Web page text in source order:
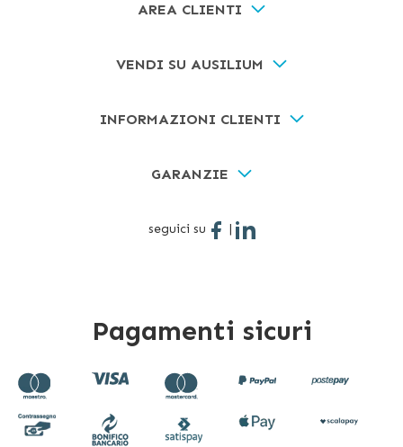
AREA CLIENTI
VENDI SU AUSILIUM
INFORMAZIONI CLIENTI
GARANZIE
seguici su |
Pagamenti sicuri